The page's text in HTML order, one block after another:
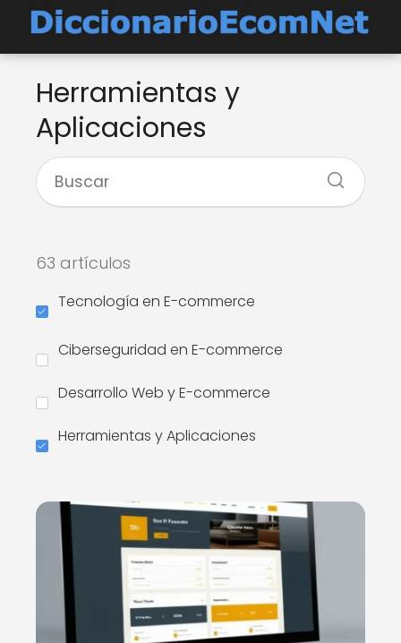
Herramientas y
Aplicaciones
63 artículos
Tecnología en E-commerce
Ciberseguridad en E-commerce
Desarrollo Web y E-commerce
Herramientas y Aplicaciones